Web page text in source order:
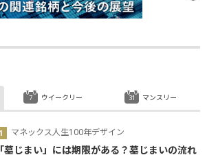
マネックス人生100年デザイン
「墓じまい」には期限がある？墓じまいの流れ
ウイークリー マンスリー